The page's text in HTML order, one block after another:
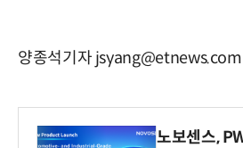
양종석기자 jsyang@etnews.com
노보센스,